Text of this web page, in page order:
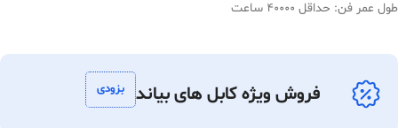
طول عمر فن: حداقل 40000 ساعت
فروش ویژه کابل های بیاند بزودی